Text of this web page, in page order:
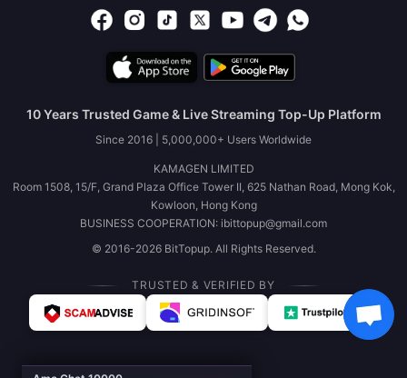
10 Years Trusted Game & Live Streaming Top-Up Platform
Since 2016 | 5,000,000+ Users Worldwide
KAMAGEN LIMITED
Room 1508, 15/F, Grand Plaza Office Tower II, 625 Nathan Road, Mong Kok,
Kowloon, Hong Kong
BUSINESS COOPERATION: ibittopup@gmail.com
© 2016-2026 BitTopup. All Rights Reserved.
TRUSTED & VERIFIED BY